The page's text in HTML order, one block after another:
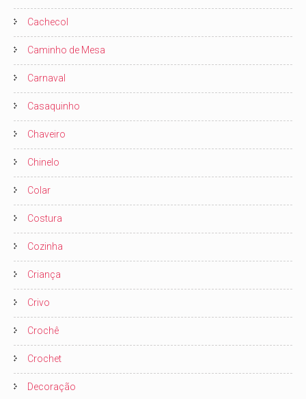
Cachecol
Caminho de Mesa
Carnaval
Casaquinho
Chaveiro
Chinelo
Colar
Costura
Cozinha
Criança
Crivo
Crochê
Crochet
Decoração